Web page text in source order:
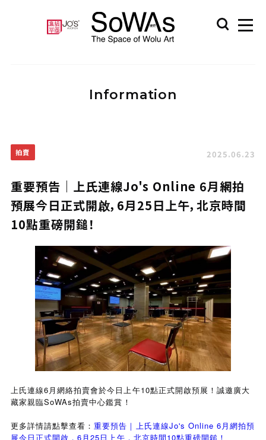
Information
拍賣 2025.06.23
重要預告｜上氏連線Jo's Online 6月網拍
預展今日正式開啟，6月25日上午，北京時間
10點重磅開鎚！
上氏連線6月網絡拍賣會於今日上午10點正式開啟預展！誠邀廣大
藏家親臨SoWAs拍賣中心鑑賞！
更多詳情請點擊查看：重要預告｜上氏連線Jo's Online 6 月網拍預
展今日正式開啟，6 月25 日上午，北京時間 10點重磅開鎚！